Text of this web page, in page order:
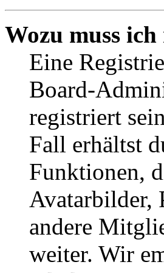
Wozu muss
Eine
Board-
registriert
Fall erhältst
Funktionen,
Avatarbilder,
andere
weiter. Wir